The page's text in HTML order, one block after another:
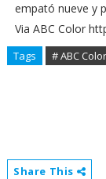
empató nueve y
Via ABC Color
Tags # ABC Color
Share This